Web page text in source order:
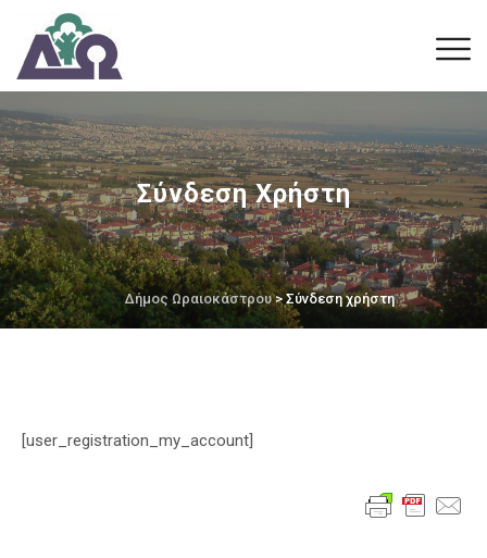
Σύνδεση Χρήστη
Δήμος Ωραιοκάστρου> Σύνδεση χρήστη
[user_registration_my_account]